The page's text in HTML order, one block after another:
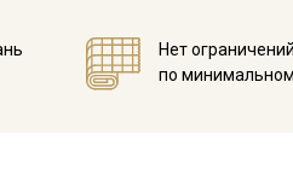
усадку, поэтому перед раскроем
выше 40С, немного отжать и
проутюжильник на
Нет ограничений
по